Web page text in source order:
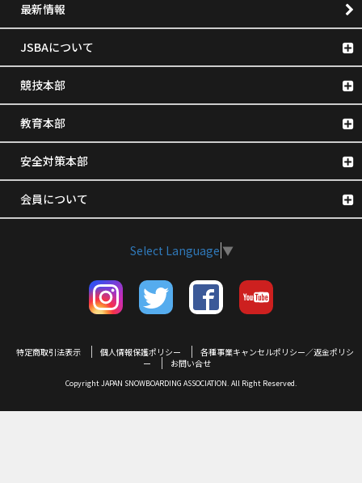
最新情報
JSBAについて
競技本部
教育本部
安全対策本部
会員について
Select Language ▼
特定商取引法表示 個人情報保護ポリシー
各種事業キャンセルポリシー／返金ポリシ
ー
お問い合せ
Copyright JAPAN SNOWBOARDING ASSOCIATION. All Right Reserved.